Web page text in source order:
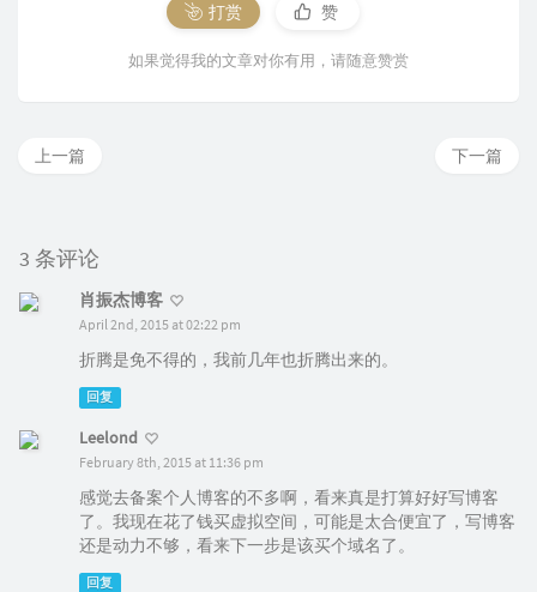
打赏 赞
如果觉得我的文章对你有用，请随意赞赏
下一篇
上一篇
3 条评论
肖振杰博客
April 2nd, 2015 at 02:22 pm
折腾是免不得的，我前几年也折腾出来的。
回复
Leelond
February 8th, 2015 at 11:36 pm
感觉去备案个人博客的不多啊，看来真是打算好好写博客
了。我现在花了钱买虚拟空间，可能是太合便宜了，写博客
还是动力不够，看来下一步是该买个域名了。
回复